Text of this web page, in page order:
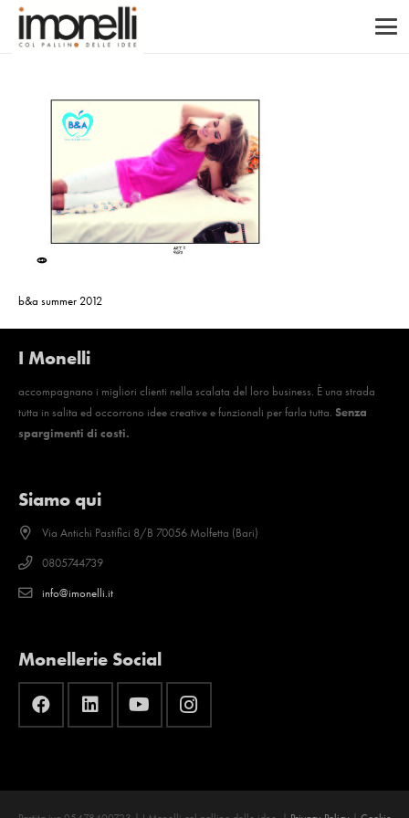
b&a summer 2012
I Monelli
accompagnano i migliori clienti nella scalata del loro business. È una strada
tutta in salita ed occorrono idee creative e funzionali per farla tutta. Senza
spargimenti di costi.
Siamo qui
Via Antichi Pastifici 8/B 70056 Molfetta (Bari)
0805744739
info@imonelli.it
Monellerie Social